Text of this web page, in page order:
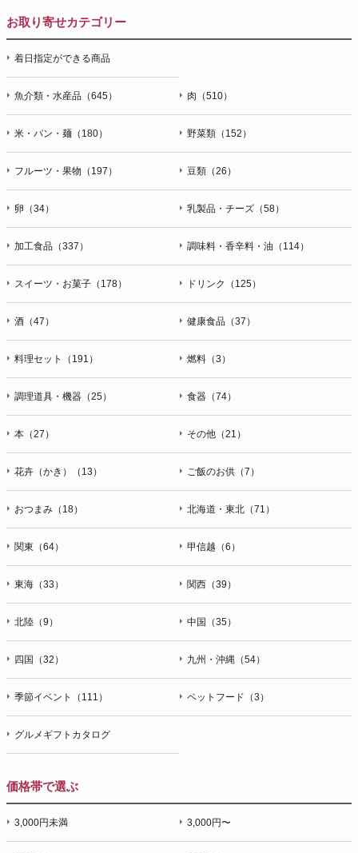
お取り寄せカテゴリー
着日指定ができる商品
魚介類・水産品（645） 肉（510）
米・パン・麺（180） 野菜類（152）
フルーツ・果物（197） 豆類（26）
卵（34） 乳製品・チーズ（58）
加工食品（337） 調味料・香辛料・油（114）
スイーツ・お菓子（178） ドリンク（125）
酒（47） 健康食品（37）
料理セット（191） 燃料（3）
調理道具・機器（25） 食器（74）
本（27） その他（21）
花卉（かき）（13） ご飯のお供（7）
おつまみ（18） 北海道・東北（71）
関東（64） 甲信越（6）
東海（33） 関西（39）
北陸（9） 中国（35）
四国（32） 九州・沖縄（54）
季節イベント（111） ペットフード（3）
グルメギフトカタログ
価格帯で選ぶ
3,000円未満 3,000円〜